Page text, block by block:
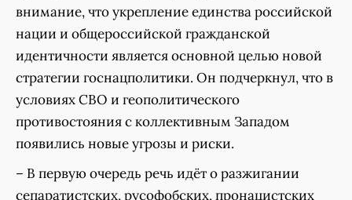
внимание, что укрепление единства российской
нации и общероссийской гражданской
идентичности является основной целью новой
стратегии госнацполитики. Он подчеркнул, что в
условиях СВО и геополитического
противостояния с коллективным Западом
появились новые угрозы и риски.
– В первую очередь речь идёт о разжигании
сепаратистских, русофобских, пронацистских